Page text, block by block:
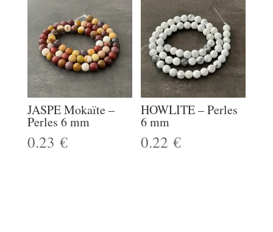
JASPE Mokaïte –
Perles 6 mm
0.23 €
HOWLITE – Perles
6 mm
0.22€